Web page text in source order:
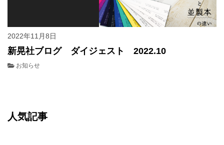
2022年11月8日
新晃社ブログ ダイジェスト 2022.10
お知らせ
人気記事